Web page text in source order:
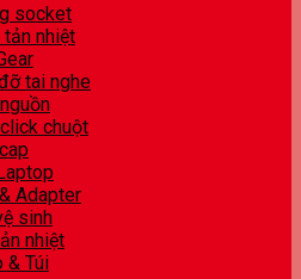
socket
tản nhiệt
tai nghe
chuột
Adapter
sinh
nhiệt
& Túi